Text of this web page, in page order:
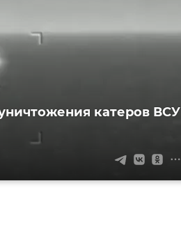
катеров ВСУ